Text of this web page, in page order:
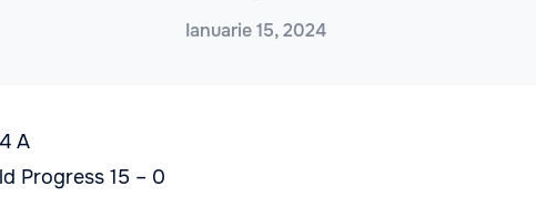
Ianuarie 15, 2024
A
Progress 15 – 0